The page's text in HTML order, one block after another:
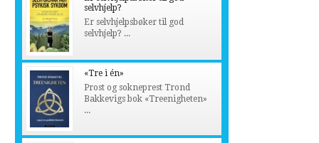
selvhjelp?
Er selvhjelpsbøker til god
selvhjelp? ...
«Tre i én»
Prost og sokneprest Trond
Bakkevigs bok «Treenigheten»
...